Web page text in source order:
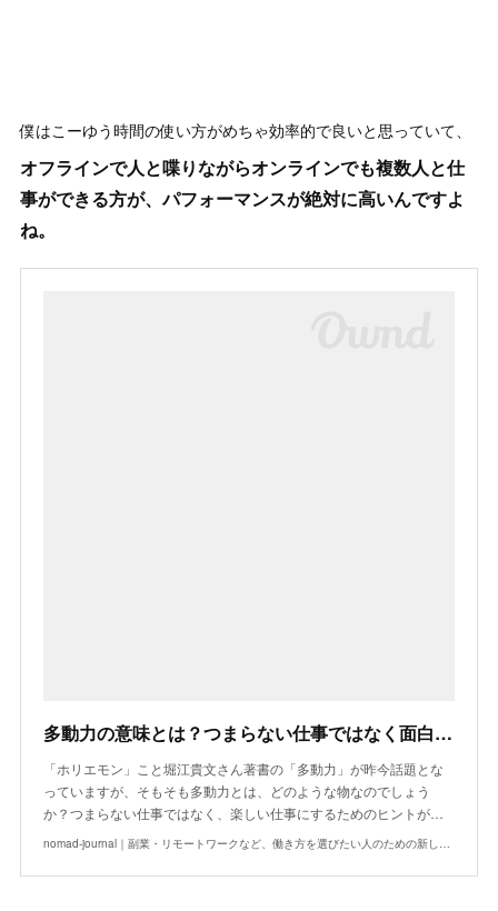
僕はこーゆう時間の使い方がめちゃ効率的で良いと思っていて、
オフラインで人と喋りながらオンラインでも複数人と仕
事ができる方が、パフォーマンスが絶対に高いんですよ
ね。
多動力の意味とは？つまらない仕事ではなく面白い仕事に変える働き方 | ノマドジャーナル
「ホリエモン」こと堀江貴文さん著書の「多動力」が昨今話題とな
っていますが、そもそも多動力とは、どのような物なのでしょう
か？つまらない仕事ではなく、楽しい仕事にするためのヒントが…
nomad-journal｜副業・リモートワークなど、働き方を選びたい人のための新しい働き方メディア